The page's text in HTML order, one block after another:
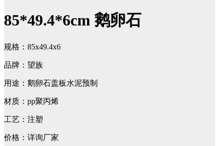
85*49.4*6cm 鹅卵石
规格：85x49.4x6
品牌：望族
用途：鹅卵石盖板水泥预制
材质：pp聚丙烯
工艺：注塑
价格：详询厂家